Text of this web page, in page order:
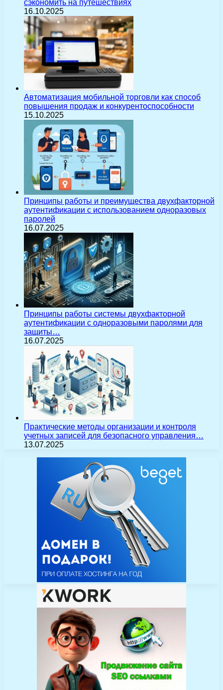
сэкономить на путешествиях
16.10.2025
Автоматизация мобильной торговли как способ
повышения продаж и конкурентоспособности
15.10.2025
Принципы работы и преимущества двухфакторной
аутентификации с использованием одноразовых
паролей
16.07.2025
Принципы работы системы двухфакторной
аутентификации с одноразовыми паролями для
защиты…
16.07.2025
Практические методы организации и контроля
учетных записей для безопасного управления…
13.07.2025